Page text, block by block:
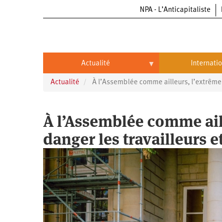
NPA - L’Anticapitaliste
Actualité
Actualité
Entreprises
Entreprises
Automobile
Aéronautique
Commerce
Oppressions
Oppressions
Antiracisme
Féminisme
Économie
Écologie
Éducation
International
Chine
États-
Unis
Continents
Continents
Afrique
Actualité À l’Assemblée comme ailleurs,
À l’Assemblée comme
danger les travailleurs